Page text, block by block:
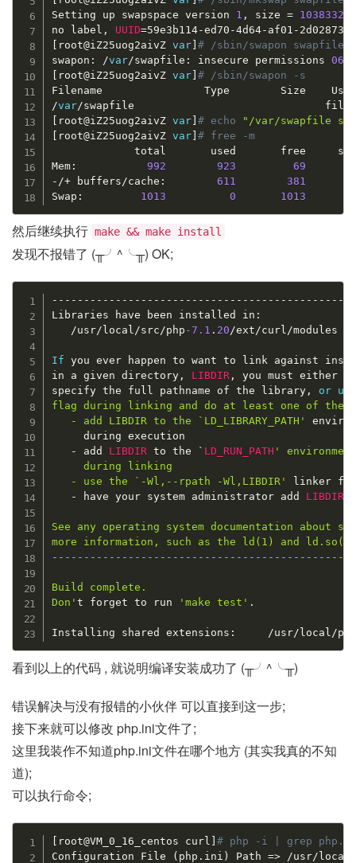
Setting up swapspace version 1 , size = 1038332
no label , UUID=59e3b114-ed70 -4d64- af01 -
[ root@iZ25uog2aivZ var]# /sbin/swapon swapfile
swapon : /var/swapfile : insecure permissions
[ root@iZ25uog2aivZ var]# /sbin/swapon -s
/var/swapfile
[ root@iZ25uog2aivZ var]# echo
"/var/swapfile
[ root@iZ25uog2aivZ var]# free -m
total       used       free
Mem : 992 923
69
- /+ buffers /cache : 611
381
Swap : 1013 0 1013
然后继续执行 make && make install
发现不报错了 (╥╯^╰╥) OK;
-- -- -- -- -- -- -- -- -- -- -- -- -- -- -- -- -- -- -- -- -- -- --
Libraries have been installed in :
/usr/ local/src/php -7.1 . 20/ext/curl/modules
If you ever happen to want to link against
in a given directory , LIBDIR , you must either
specify the full pathname of the library , or
flag during linking and do at least one of the
   - add LIBDIR to the `LD_LIBRARY_PATH'
     during execution
-
add LIBDIR to the ` LD_RUN_PATH '
     during linking
   - use the `-Wl,--rpath -Wl,LIBDIR'
linker
-
have your system administrator add LIBDIR
See any operating system documentation about
more information, such as the ld(1) and ld.so(8)
Build complete.
Don't forget to run 'make test' .
Installing shared extensions : /usr/ local/
看到以上的代码 , 就说明编译安装成功了 (╥╯^╰╥)
错误解决与没有报错的小伙伴 可以直接到这一步;
接下来就可以修改 php.ini文件了;
这里我装作不知道php.ini文件在哪个地方 (其实我真的不知
道);
可以执行命令;
[ root@VM_0_16_centos curl ]# php -i | grep
Configuration File
( php . ini ) Path => /usr/local